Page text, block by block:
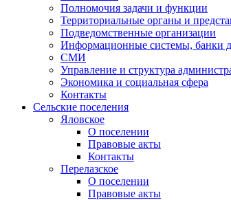
Полномочия задачи и функции
Территориальные органы и
Подведомственные организации
Информационные системы, банки
СМИ
Управление и структура
Экономика и социальная сфера
Контакты
Сельские поселения
Яловское
О поселении
Правовые акты
Контакты
Перелазское
О поселении
Правовые акты